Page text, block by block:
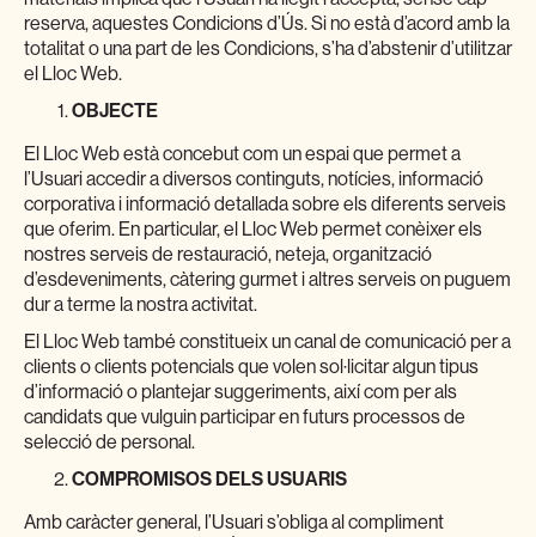
reserva, aquestes Condicions d’Ús. Si no està d’acord amb la
totalitat o una part de les Condicions, s’ha d’abstenir d’utilitzar
el Lloc Web.
OBJECTE
El Lloc Web està concebut com un espai que permet a
l’Usuari accedir a diversos continguts, notícies, informació
corporativa i informació detallada sobre els diferents serveis
que oferim. En particular, el Lloc Web permet conèixer els
nostres serveis de restauració, neteja, organització
d’esdeveniments, càtering gurmet i altres serveis on puguem
dur a terme la nostra activitat.
El Lloc Web també constitueix un canal de comunicació per a
clients o clients potencials que volen sol·licitar algun tipus
d’informació o plantejar suggeriments, així com per als
candidats que vulguin participar en futurs processos de
selecció de personal.
COMPROMISOS DELS USUARIS
Amb caràcter general, l’Usuari s’obliga al compliment